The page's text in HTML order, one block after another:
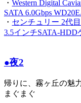
・ Western Digital
SATA 6.0Gbps
・ センチュリー 2代
3.5インチSATA-HDD
●夜2
帰りに、霧ヶ丘の魅
まぐまぐ